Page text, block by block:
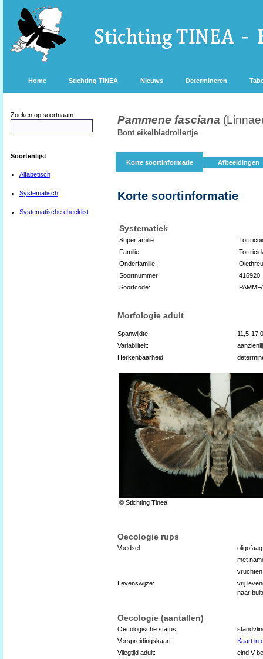
Home Stichting TINEA Nieuws Determineren
Zoeken op soortnaam:
Soortenlijst
Alfabetisch
Systematisch
Systematische checklist
Pammene fasciana
Bont eikelbladrollertje
Korte soortinformatie Afbeeldingen
Korte soortinformatie
Systematiek
Superfamilie:
Familie:
Onderfamilie:
Soortnummer:
416920
Soortcode:
Morfologie adult
Spanwijdte:
11,5-
Variabiliteit:
Herkenbaarheid:
© Stichting Tinea
Oecologie rups
Voedsel:
met
vruchten
Levenswijze:
vrij
naar
Oecologie (aantallen)
Oecologische status:
Verspreidingskaart:
Kaart in
Vliegtijd adult:
eind V-